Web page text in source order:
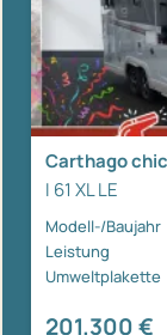
Carthago
I 61 XL LE
Modell-/Baujahr
Leistung
Umweltplakette
201.300 €